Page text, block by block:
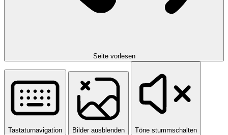
Seite vorlesen
Tastaturnavigation Bilder ausblenden Töne stummschalten